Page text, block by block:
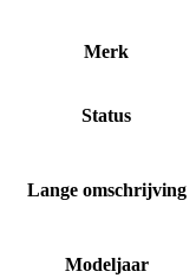
Merk
Status
Lange omschrijving
Modeljaar